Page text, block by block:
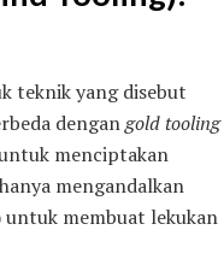
teknik yang disebut
dengangold tooling
menciptakan
mengandalkan
untuk membuat lekukan